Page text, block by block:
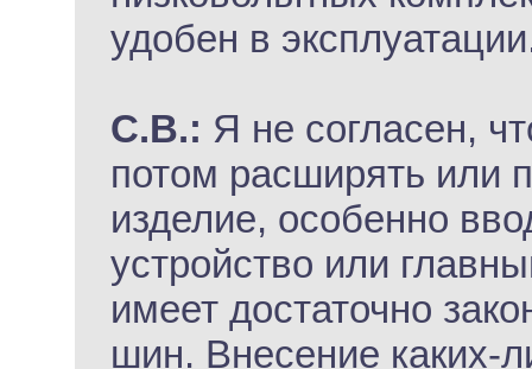
удобен в
С.В.: Я не согласен,
потом расширять или
изделие, особенно
устройство или
имеет достаточно
шин. Внесение каких-